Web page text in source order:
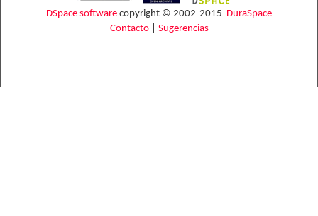
DSpace software copyright © 2002-2015 DuraSpace
Contacto| Sugerencias